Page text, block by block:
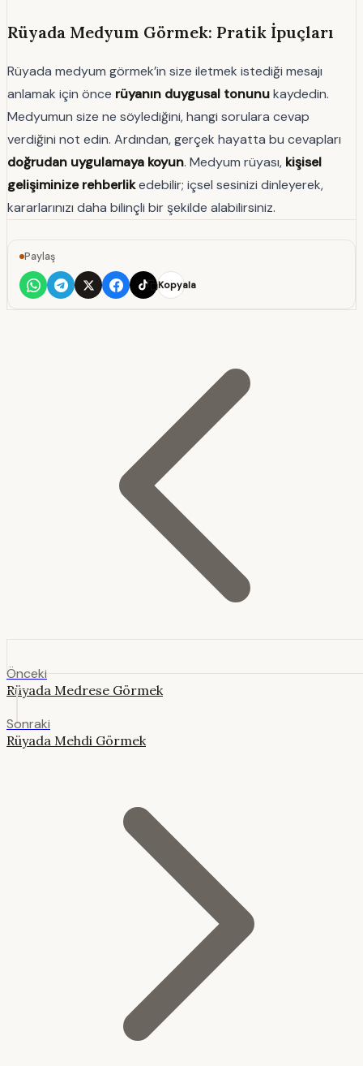
Rüyada Medyum Görmek: Pratik İpuçları
Rüyada medyum görmek’in size iletmek istediği mesajı
anlamak için önce rüyanın duygusal tonunukaydedin.
Medyumun size ne söylediğini, hangi sorulara cevap
verdiğini not edin. Ardından, gerçek hayatta bu cevapları
doğrudan uygulamaya koyun. Medyum rüyası, kişisel
gelişiminize rehberlikedebilir; içsel sesinizi dinleyerek,
kararlarınızı daha bilinçli bir şekilde alabilirsiniz.
Paylaş
Kopyala
Önceki
Rüyada Medrese Görmek
Sonraki
Rüyada Mehdi Görmek